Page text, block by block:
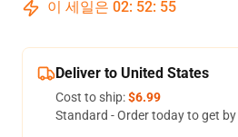
이 세일은 02: 52: 54
Deliver to United States
Cost to ship:$6.99
Standard - Order today to get by